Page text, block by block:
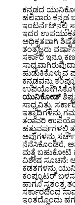
ಕನ್ನಡದ
ಹಲವಾರು ಕನ್ನಡ
ಇಂಟರ್ನೆಟ್‌ನಲ್ಲಿ
ಇದರ
ಅಧಿಕೃತವಾಗಿ
ತಂತ್ರಜ್ಞರು
ಸರ್ಕಾರ ಇನ್ನೂ
ಹುಡುಕಿಕೊಳ್ಳುವ
ಕನ್ನಡವನ್ನು
ಯುನಿಕೋಡ್
ಸಾಧ್ಯವಿತ್ತು.
ಇತ್ಯಾದಿಗಳನ್ನು
ತರಾವರಿ
ಹತ್ತುವರ್ಷಗಳಲ್ಲಿ
ಅವುಗಳನ್ನು ಸರ್ಚ್
ನೆನೆಸಿಕೊಂಡರೆ,
ಮತ್ತೆ ಬಹುಕೋಟಿ
ವಿಶೇಷ ಸೂಚನೆ:
ಕಡತಗಳನ್ನು
ಕಂಪ್ಯೂಟರ್
ಹಾಗೂ ಸ್ವತಂತ್ರ
ಸರ್ಕಾರದಿಂದ
ಇಂತದ್ದೊಂದು